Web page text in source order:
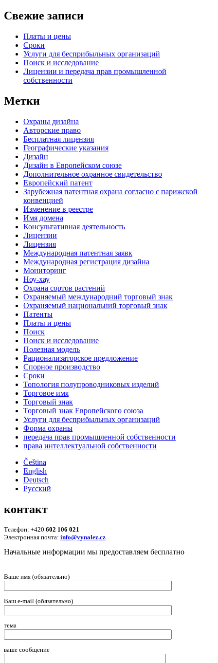
Свежие записи
Платы и цены
Сроки
Услуги для беcприбыльных организаций
Поиск и исследование
Лицензии и передача прав промышленной
собственности
Метки
Oхраны дизайна
Авторские правo
Бесплатная лицензия
Географические указания
Дизайн
Дизайн в Европейском союзе
Дополнительное охранное свидетельство
Европейский патент
Зарубежная патентная охрана согласно с парижской
конвенцией
Изменение в реестре
Имя домена
Консультативная деятельность
Лицензии
Лицензия
Международная патентная заявк
Международная регистрация дизайна
Мониторинг
Ноу-хау
Охрана сортов растений
Охраняемый международний торговый знак
Охраняемый национальний торговый знак
Патенты
Платы и цены
Поиск
Поиск и исследование
Полезная модель
Рационализаторское предложение
Спорное производство
Сроки
Топология полупроводниковых изделий
Торговое имя
Торговый знак
Торговый знак Европейского союза
Услуги для беcприбыльных организаций
Форма охраны
передача прав промышленной собственности
права интеллектуальной собственности
Čeština
English
Deutsch
Русский
контакт
Телефон: +420 602 106 021
Электронная почта: info@vynalez.cz
Начальные информации мы предоставляем беcплатно
Ваше имя (обязательно)
Ваш e-mail (обязательно)
тема
ваше сообщение